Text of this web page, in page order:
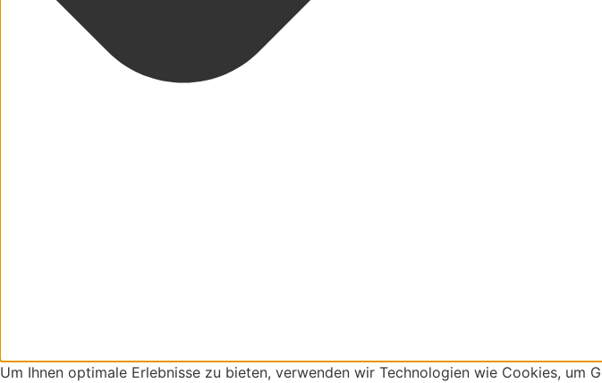
Um Ihnen optimale Erlebnisse zu bieten, verwenden wir Technologien wie Cookies,